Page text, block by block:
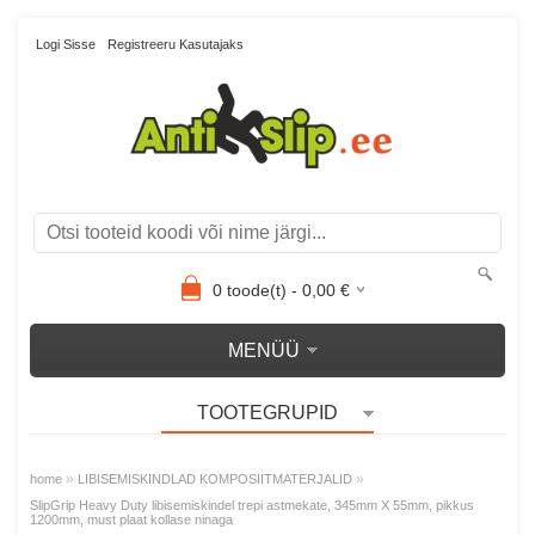
Logi Sisse Registreeru Kasutajaks
0toode(t) - 0,00€
MENÜÜ
TOOTEGRUPID
home » LIBISEMISKINDLAD KOMPOSIITMATERJALID »
SlipGrip Heavy Duty libisemiskindel trepi astmekate, 345mm X 55mm, pikkus
1200mm, must plaat kollase ninaga